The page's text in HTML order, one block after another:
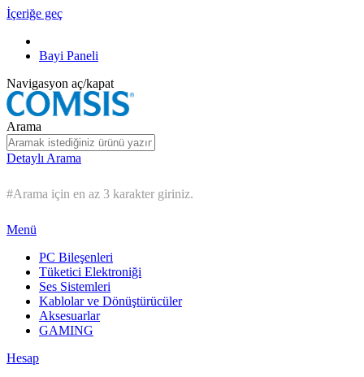
İçeriğe geç
Bayi Paneli
Navigasyon aç/kapat
Arama
Detaylı Arama
#Arama için en az 3 karakter giriniz.
Menü
PC Bileşenleri
Tüketici Elektroniği
Ses Sistemleri
Kablolar ve Dönüştürücüler
Aksesuarlar
GAMING
Hesap